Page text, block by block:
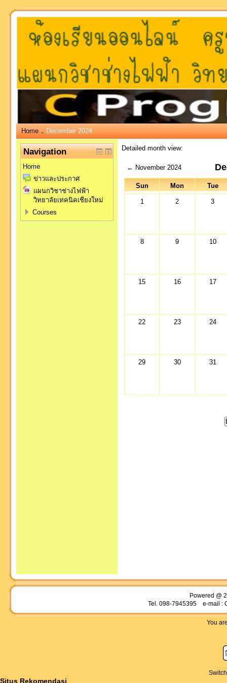
Home → December 2024
Detailed month view:
← November 2024
Sun Mon Tue
1 2 3
8 9 10
15 16 17
22 23 24
29 30 31
Navigation
Home
ข่าวและประกาศ
แผนกวิชาช่างไฟฟ้า
วิทยาลัยเทคนิคเชียงใหม่
Courses
Powered @
Tel. 098-7945395 e-mail :
You
Situs Rekomendasi